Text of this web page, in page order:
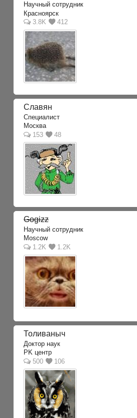
Научный сотрудник
Красноярск
3.8K
412
Славян
Специалист
Москва
153
48
Gogizz
Научный сотрудник
Moscow
1.2K
1.2K
Толиваныч
Доктор наук
PK центр
500
106